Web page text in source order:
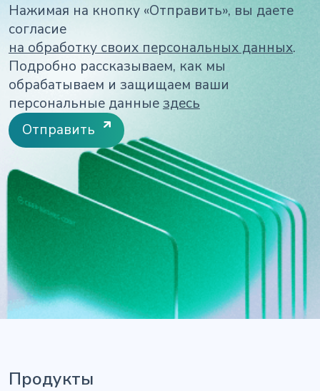
Нажимая на кнопку «Отправить», вы даете
согласие
на обработку своих персональных данных.
Подробно рассказываем, как мы
обрабатываем и защищаем ваши
персональные данныездесь
Отправить
Продукты